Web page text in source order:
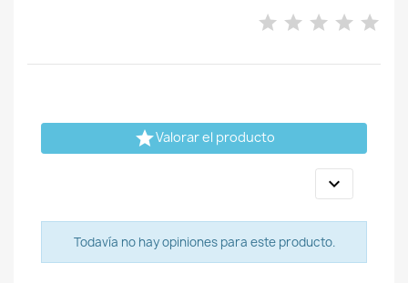
Valorar el producto

Todavía no hay opiniones para este producto.